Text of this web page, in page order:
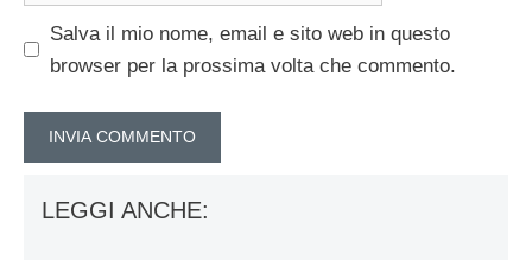
Salva il mio nome, email e sito web in questo
browser per la prossima volta che commento.
LEGGI ANCHE: